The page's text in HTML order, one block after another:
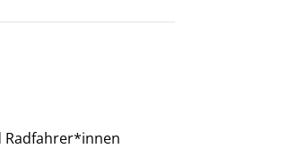
Radfahrer*innen